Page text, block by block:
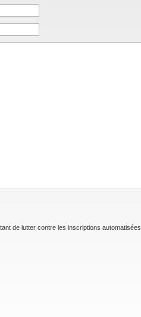
de lutter contre les inscriptions automatisées.